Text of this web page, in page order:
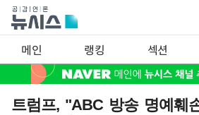
메인 랭킹 섹션
트럼프, "ABC 방송 명예훼